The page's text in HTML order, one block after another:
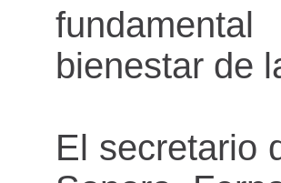
bienestar de
El secretario